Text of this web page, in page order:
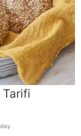
Tarifi